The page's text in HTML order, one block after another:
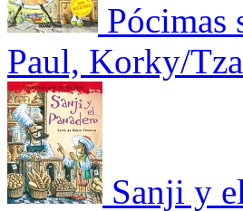
Pócimas
Paul, Korky/
Sanji y